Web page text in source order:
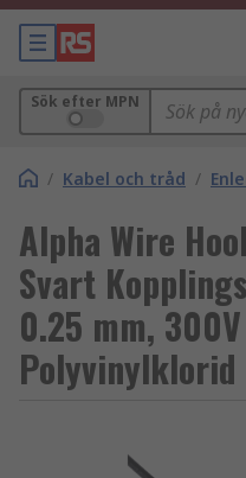
Sök efter MPN
/ Kabel och tråd /
Alpha Wire
Svart
0.25 mm,
Polyvinylklorid